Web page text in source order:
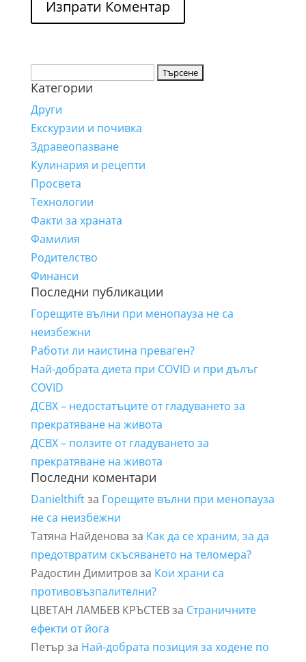
за:
Категории
Други
Екскурзии и почивка
Здравеопазване
Кулинария и рецепти
Просвета
Технологии
Факти за храната
Фамилия
Родителство
Финанси
Последни публикации
Горещите вълни при менопауза не са
неизбежни
Работи ли наистина преваген?
Най-добрата диета при COVID и при дълъг
COVID
ДСВХ – недостатъците от гладуването за
прекратяване на живота
ДСВХ – ползите от гладуването за
прекратяване на живота
Последни коментари
Danielthiftза Горещите вълни при менопауза
не са неизбежни
Татяна Найденова за Как да се храним, за да
предотвратим скъсяването на теломера?
Радостин Димитровза Кои храни са
противовъзпалителни?
ЦВЕТАН ЛАМБЕВ КРЪСТЕВза Страничните
ефекти от йога
Петър за Най-добрата позиция за ходене по